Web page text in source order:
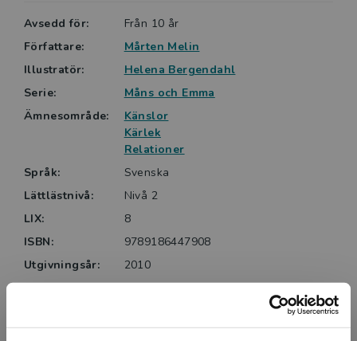
tuschillustrationer.
Språkligt ligger svårighetsgraden på samma nivå som
de enklare börja-läsa-böckerna för lågstadiet.
Avsedd för:
Från 10 år
Författare:
Mårten Melin
Illustratör:
Helena Bergendahl
Serie:
Måns och Emma
Ämnesområde:
Känslor
Kärlek
Relationer
Språk:
Svenska
Lättlästnivå:
Nivå 2
LIX:
8
ISBN:
9789186447908
Utgivningsår:
2010
Artikelnummer:
42439-EB01